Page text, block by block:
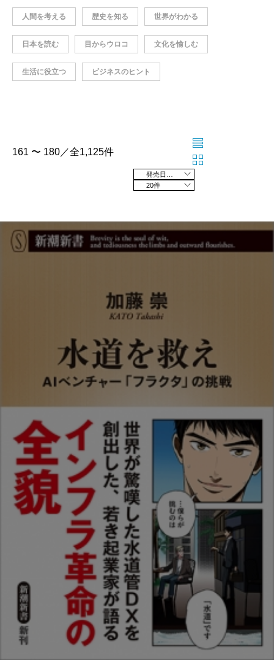
人間を考える 歴史を知る 世界がわかる
日本を読む 目からウロコ 文化を愉しむ
生活に役立つ ビジネスのヒント
161 〜 180／全1,125件
20件